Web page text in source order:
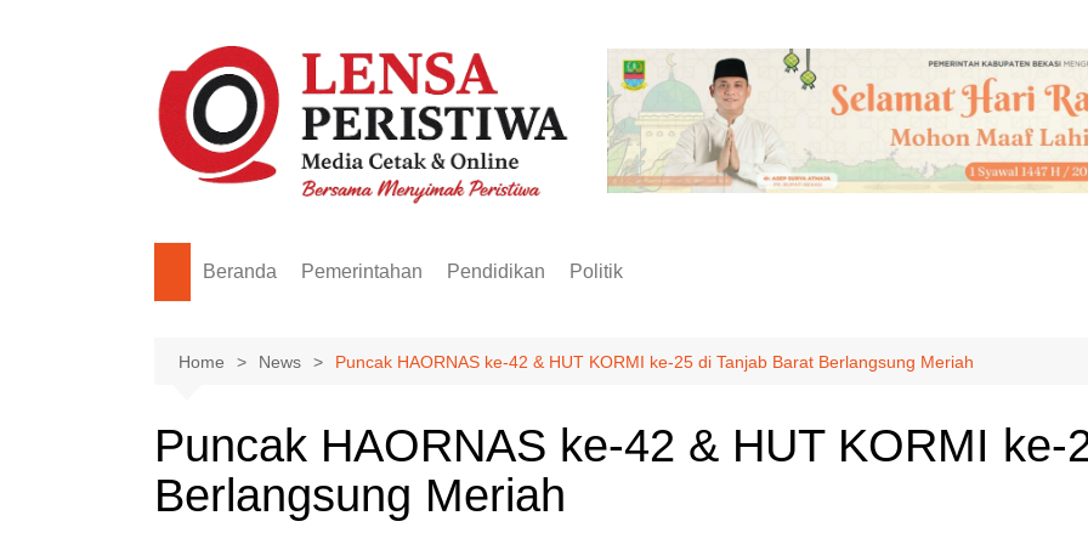
Beranda Pemerintahan Pendidikan Politik
Home News Puncak HAORNAS ke-42 & HUT KORMI ke-25 di Tanjab Barat Berlangsung Meriah
Puncak HAORNAS ke-42 & HUT KORMI ke-
Berlangsung Meriah